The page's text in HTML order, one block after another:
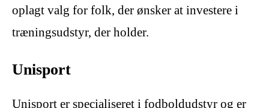
oplagt valg for folk, der ønsker at investere i
træningsudstyr, der holder.
Unisport
Unisport er specialiseret i fodboldudstyr og er